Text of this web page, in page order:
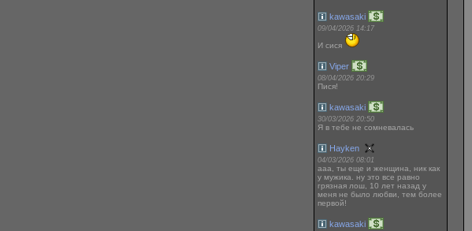
kawasaki
09/04/2026 14:17
И сися
Viper
08/04/2026 20:29
Пися!
kawasaki
30/03/2026 20:50
Я в тебе не сомневалась
Hayken
04/03/2026 08:01
ааа, ты еще и женщина, ник как
у мужика. ну это все равно
грязная лош, 10 лет назад у
меня не было любви, тем более
первой!
kawasaki